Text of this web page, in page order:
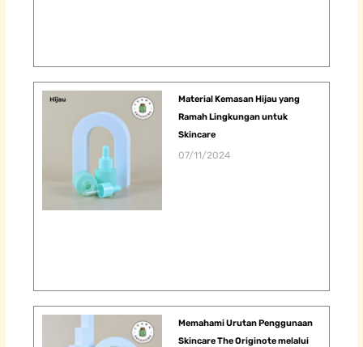
Material Kemasan Hijau yang
Ramah Lingkungan untuk
Skincare
07/11/2024
Memahami Urutan Penggunaan
Skincare The Originote melalui